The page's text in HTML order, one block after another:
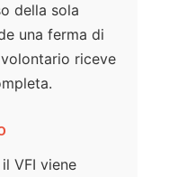
della sola
una ferma di
riceve
VFI viene